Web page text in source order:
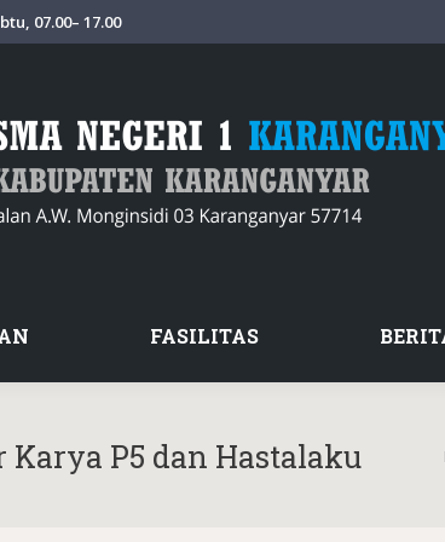
07.00– 17.00
FASILITAS
Karya P5 dan Hastalaku